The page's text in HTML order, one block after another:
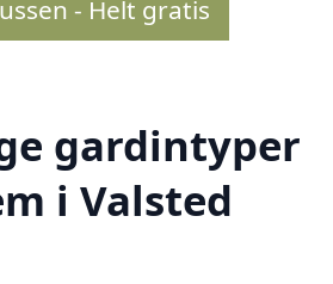
- Helt gratis
gardintyper
i Valsted